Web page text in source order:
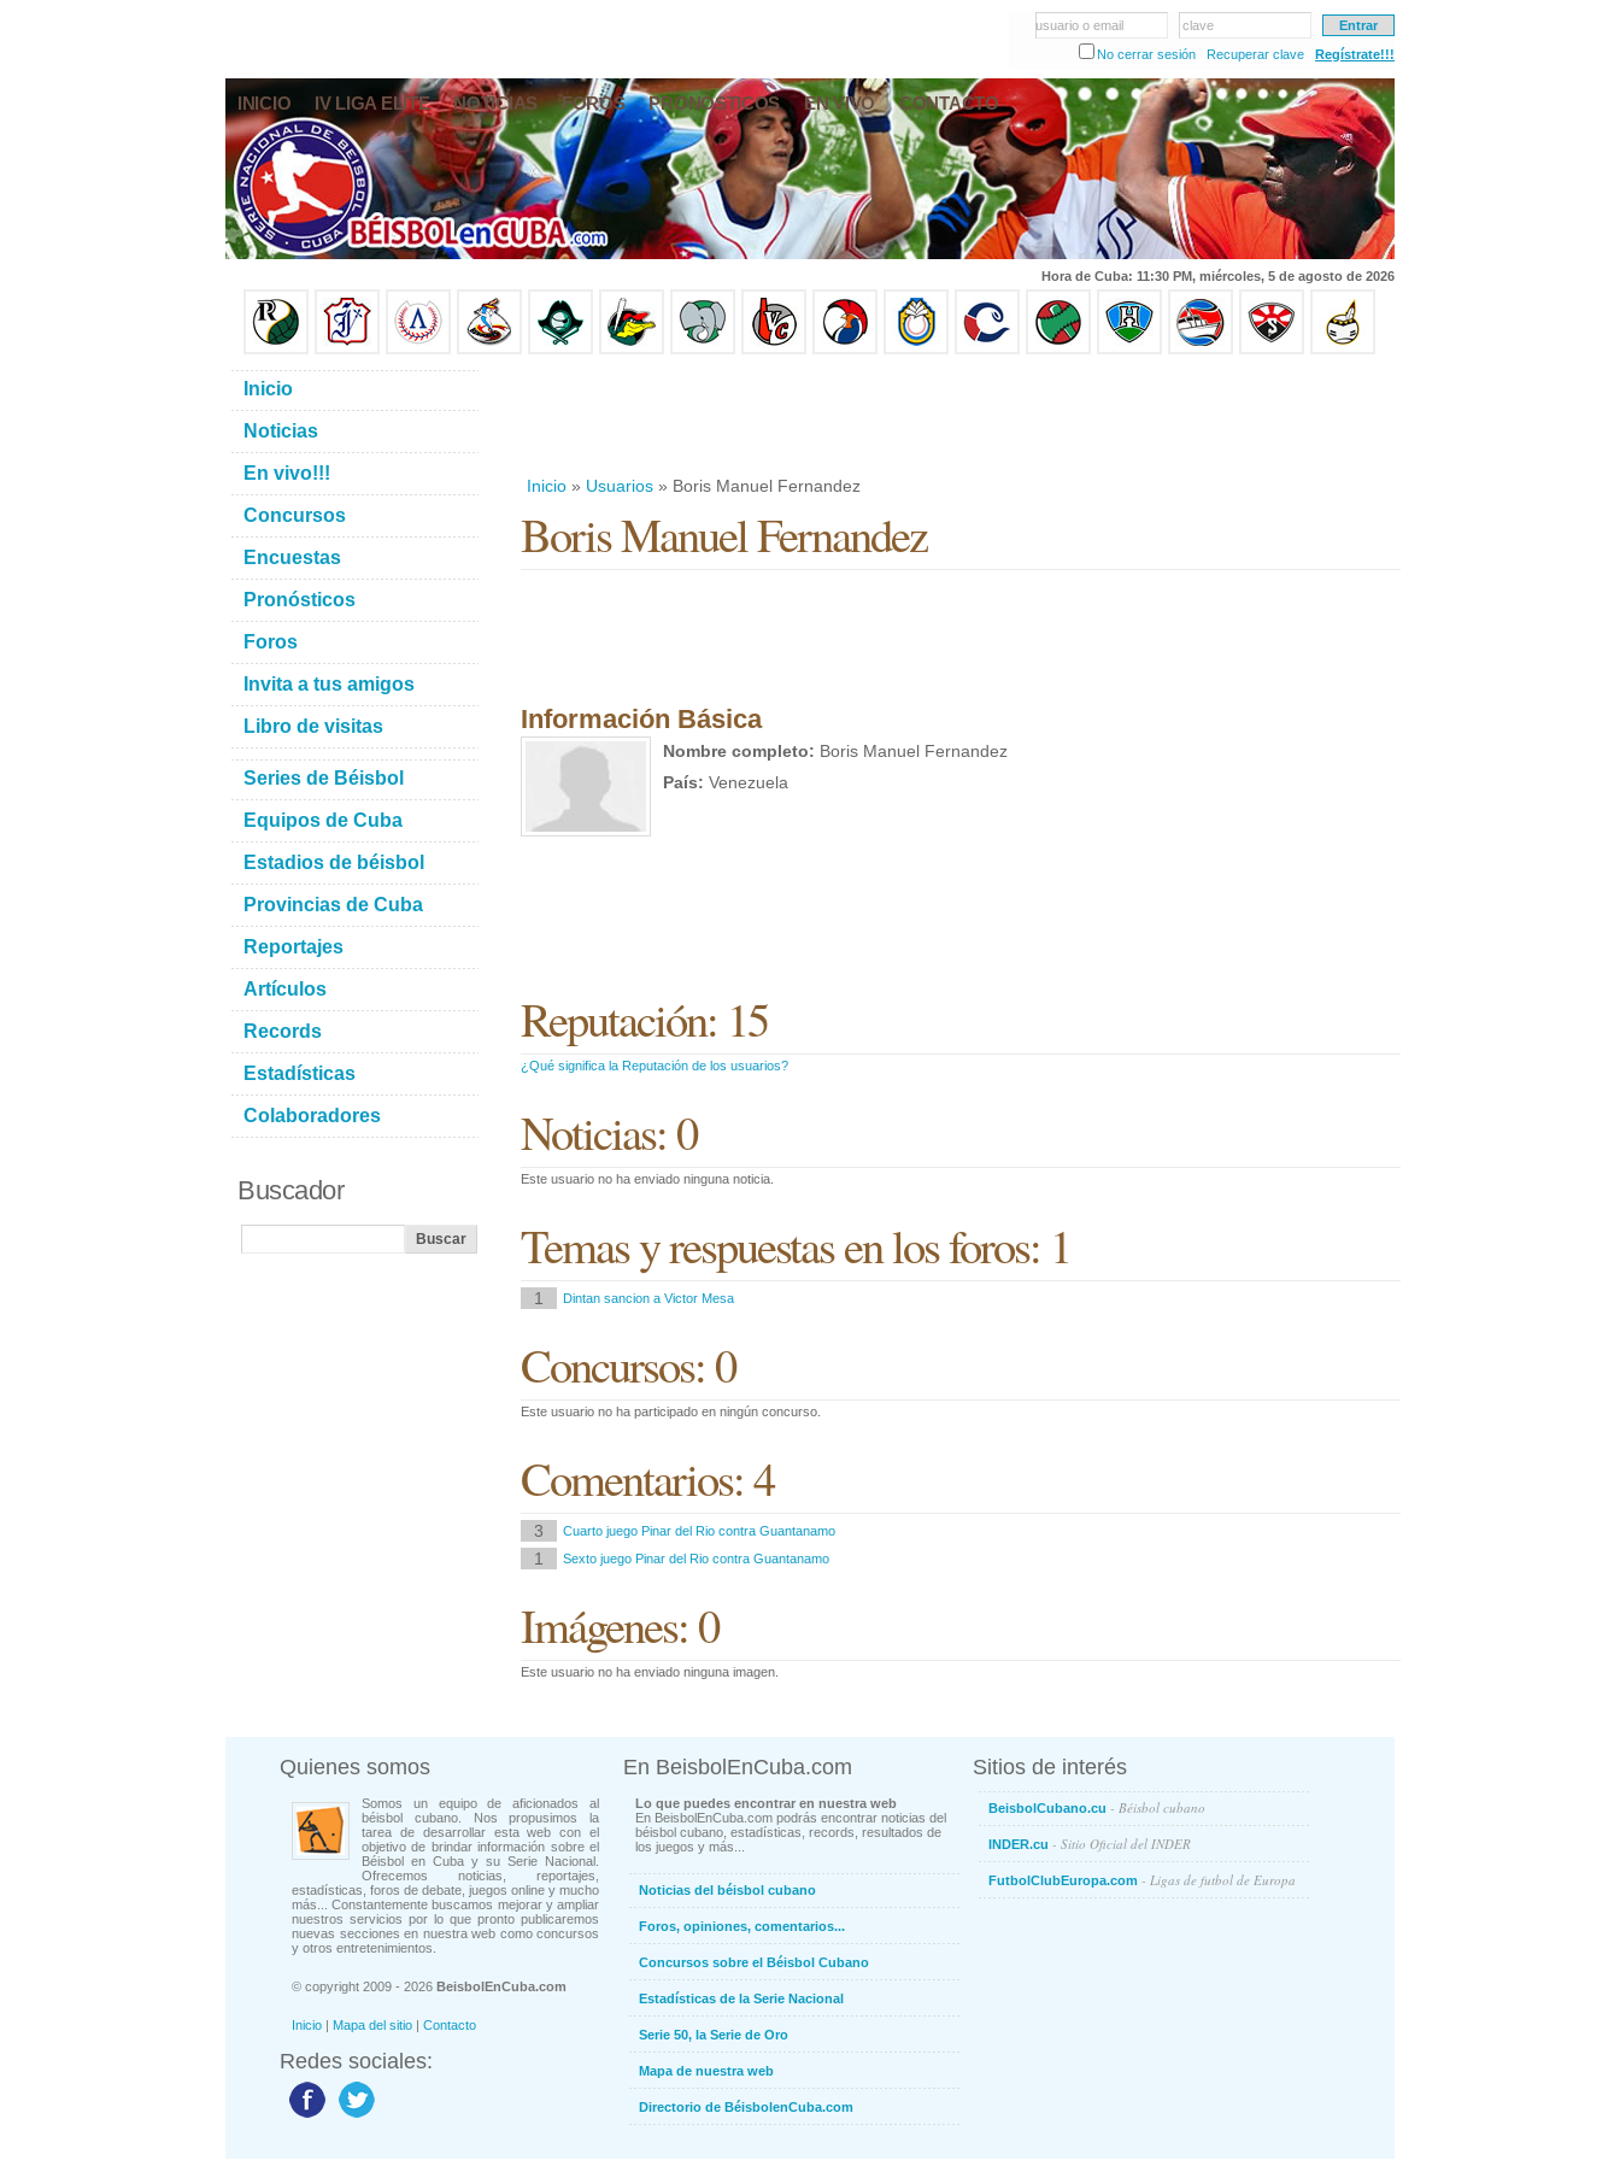
usuario o email
clave
No cerrar sesión
Recuperar clave Regístrate!!!
INICIO IV LIGA ELITE NOTICIAS FOROS PRONÓSTICOS EN VIVO CONTACTO
Hora de Cuba: 11:30 PM, miércoles, 5 de agosto de 2026
Inicio » Usuarios » Boris Manuel Fernandez
Boris Manuel Fernandez
Información Básica
Nombre completo: Boris Manuel Fernandez
País: Venezuela
Reputación: 15
¿Qué significa la Reputación de los usuarios?
Noticias: 0
Este usuario no ha enviado ninguna noticia.
Temas y respuestas en los foros: 1
1 Dintan sancion a Victor Mesa
Concursos: 0
Este usuario no ha participado en ningún concurso.
Comentarios: 4
3 Cuarto juego Pinar del Rio contra Guantanamo
1 Sexto juego Pinar del Rio contra Guantanamo
Imágenes: 0
Este usuario no ha enviado ninguna imagen.
Inicio
Noticias
En vivo!!!
Concursos
Encuestas
Pronósticos
Foros
Invita a tus amigos
Libro de visitas
Series de Béisbol
Equipos de Cuba
Estadios de béisbol
Provincias de Cuba
Reportajes
Artículos
Records
Estadísticas
Colaboradores
Buscador
Quienes somos
Somos un equipo de aficionados al
béisbol cubano. Nos propusimos la
tarea de desarrollar esta web con el
objetivo de brindar información sobre el
Béisbol en Cuba y su Serie Nacional.
Ofrecemos noticias, reportajes,
estadísticas, foros de debate, juegos online y mucho
más... Constantemente buscamos mejorar y ampliar
nuestros servicios por lo que pronto publicaremos
nuevas secciones en nuestra web como concursos
y otros entretenimientos.
© copyright 2009 - 2026 BeisbolEnCuba.com
Inicio | Mapa del sitio | Contacto
Redes sociales:
En BeisbolEnCuba.com
Lo que puedes encontrar en nuestra web
En BeisbolEnCuba.com podrás encontrar noticias del
béisbol cubano, estadísticas, records, resultados de
los juegos y más...
Noticias del béisbol cubano
Foros, opiniones, comentarios...
Concursos sobre el Béisbol Cubano
Estadísticas de la Serie Nacional
Serie 50, la Serie de Oro
Mapa de nuestra web
Directorio de BéisbolenCuba.com
Sitios de interés
BeisbolCubano.cu - Béisbol cubano
INDER.cu - Sitio Oficial del INDER
FutbolClubEuropa.com - Ligas de futbol de Europa